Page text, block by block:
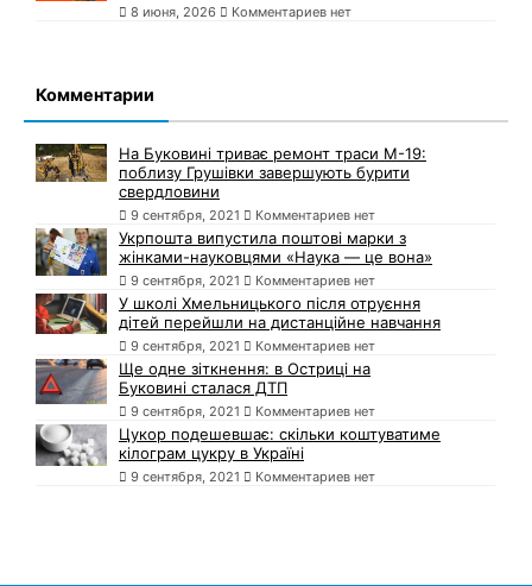
8 июня, 2026 Комментариев нет
Комментарии
На Буковині триває ремонт траси М-19:
поблизу Грушівки завершують бурити
свердловини
9 сентября, 2021 Комментариев нет
Укрпошта випустила поштові марки з
жінками-науковцями «Наука — це вона»
9 сентября, 2021 Комментариев нет
У школі Хмельницького після отруєння
дітей перейшли на дистанційне навчання
9 сентября, 2021 Комментариев нет
Ще одне зіткнення: в Остриці на
Буковині сталася ДТП
9 сентября, 2021 Комментариев нет
Цукор подешевшає: скільки коштуватиме
кілограм цукру в Україні
9 сентября, 2021 Комментариев нет